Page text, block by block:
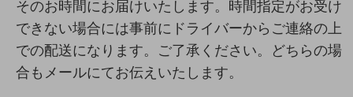
そのお時間にお届けいたします。時間指定がお受け
できない場合には事前にドライバーからご連絡の上
での配送になります。ご了承ください。どちらの場
合もメールにてお伝えいたします。